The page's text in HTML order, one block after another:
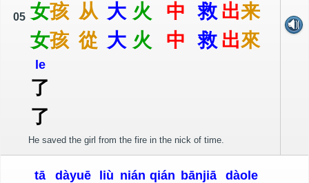
05 女孩
女孩
从
從
大
大
火
火
中
中
救
救
出来
出來
le
了
了
He saved the girl from the fire in the nick of time.
tā dàyuē liù nián qián bānjiā dàole